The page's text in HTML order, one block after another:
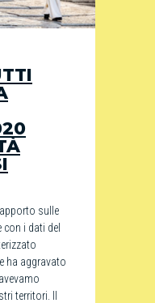
sulle
con i dati del
ha aggravato
territori. Il